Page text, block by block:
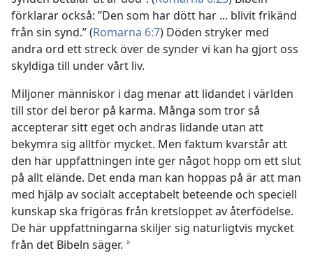
förklarar också: ”Den som har dött har ... blivit frikänd
från sin synd.” (Romarna 6:7) Döden stryker med
andra ord ett streck över de synder vi kan ha gjort oss
skyldiga till under vårt liv.
Miljoner människor i dag menar att lidandet i världen
till stor del beror på karma. Många som tror så
accepterar sitt eget och andras lidande utan att
bekymra sig alltför mycket. Men faktum kvarstår att
den här uppfattningen inte ger något hopp om ett slut
på allt elände. Det enda man kan hoppas på är att man
med hjälp av socialt acceptabelt beteende och speciell
kunskap ska frigöras från kretsloppet av återfödelse.
De här uppfattningarna skiljer sig naturligtvis mycket
från det Bibeln säger. *